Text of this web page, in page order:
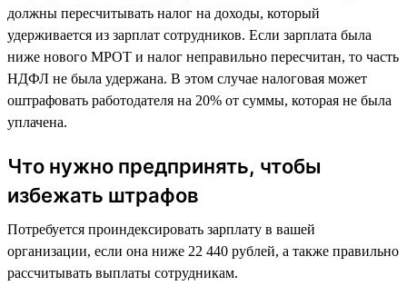
должны пересчитывать налог на доходы, который
удерживается из зарплат сотрудников. Если зарплата была
ниже нового МРОТ и налог неправильно пересчитан, то часть
НДФЛ не была удержана. В этом случае налоговая может
оштрафовать работодателя на 20% от суммы, которая не была
уплачена.
Что нужно предпринять, чтобы
избежать штрафов
Потребуется проиндексировать зарплату в вашей
организации, если она ниже 22 440 рублей, а также правильно
рассчитывать выплаты сотрудникам.